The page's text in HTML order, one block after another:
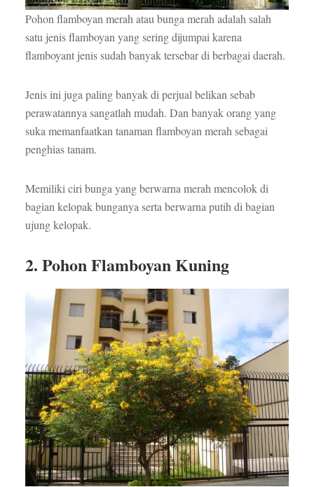
Pohon flamboyan merah atau bunga merah adalah salah
satu jenis flamboyan yang sering dijumpai karena
flamboyant jenis sudah banyak tersebar di berbagai daerah.
Jenis ini juga paling banyak di perjual belikan sebab
perawatannya sangatlah mudah. Dan banyak orang yang
suka memanfaatkan tanaman flamboyan merah sebagai
penghias tanam.
Memiliki ciri bunga yang berwarna merah mencolok di
bagian kelopak bunganya serta berwarna putih di bagian
ujung kelopak.
2. Pohon Flamboyan Kuning